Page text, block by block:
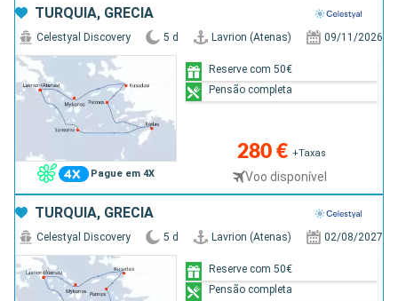
TURQUIA, GRÉCIA
Pague em 4X
Celestyal Discovery 5 d Lavrion (Atenas) 09/11/2026
280 € +Taxas
Voo disponível
Reserve com 50€
Pensão completa
TURQUIA, GRÉCIA
Celestyal Discovery 5 d Lavrion (Atenas) 02/08/2027
Reserve com 50€
Pensão completa